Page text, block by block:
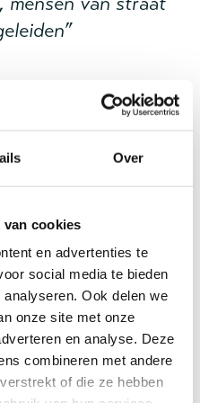
Over
van cookies
en advertenties te
social media te bieden
Ook delen we
onze site met onze
en analyse. Deze
combineren met andere
of die ze hebben
beter te lezen. Ze
zijn de bankjes
op de bankjes liggen
handhavers
ziet wordt er dan
Maurice. Een paar
die op de bankjes bij
warme koffie. Eén van
Op de vraag van